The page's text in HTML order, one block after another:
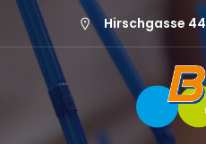
Hirschgasse